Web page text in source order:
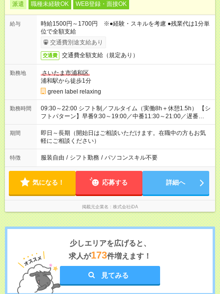
派遣 職種未経験OK WEB登録・面接OK
給与
時給1500円～1700円 ※●経験・スキルを考慮 ●残業代は1分単
位で全額支給
交通費別途支給あり
交通費 交通費全額支給（規定あり）
勤務地
さいたま市浦和区
浦和駅から徒歩1分
green label relaxing
勤務時間
09:30～22:00 シフト制／フルタイム（実働8h＋休憩1.5h） 【シ
フトパターン】早番9:30～19:00／中番11:30～21:00／遅番
12:30～22:00 ※時短相談OK
期間
即日～長期（開始日はご相談いただけます。在職中の方もお気
軽にご相談ください）
特徴 服装自由 / シフト勤務 / パソコンスキル不要
気になる！ 応募する 詳細へ
掲載元企業名 株式会社iDA
少しエリアを広げると、
求人が173件増えます！
見てみる